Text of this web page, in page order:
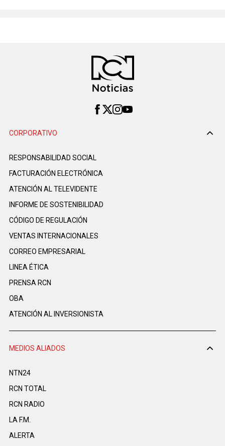
CORPORATIVO
RESPONSABILIDAD SOCIAL
FACTURACIÓN ELECTRÓNICA
ATENCIÓN AL TELEVIDENTE
INFORME DE SOSTENIBILIDAD
CÓDIGO DE REGULACIÓN
VENTAS INTERNACIONALES
CORREO EMPRESARIAL
LINEA ÉTICA
PRENSA RCN
OBA
ATENCIÓN AL INVERSIONISTA
MEDIOS ALIADOS
NTN24
RCN TOTAL
RCN RADIO
LA F.M.
ALERTA